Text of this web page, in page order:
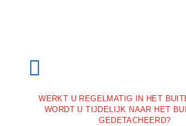
WERKT U REGELMATIG IN HET
WORDT U TIJDELIJK NAAR HET
GEDETACHEERD?